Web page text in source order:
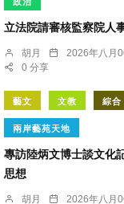
立法院請審核監察院人
胡月 2026年八月
0 分享
藝文 文教 綜合
兩岸藝苑天地
專訪陸炳文博士談文
思想
胡月 2026年八月